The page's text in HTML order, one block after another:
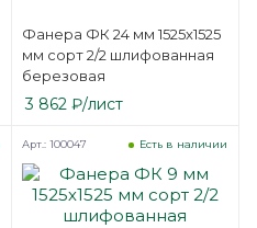
Фанера ФК 24 мм 1525х1525
мм сорт 2/2 шлифованная
березовая
3 862 ₽/лист
Есть в наличии
Арт.: 100047